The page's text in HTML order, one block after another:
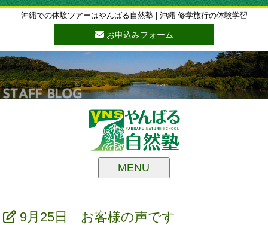
沖縄での体験ツアーはやんばる自然塾 | 沖縄 修学旅行の体験学習
お申込みフォーム
MENU
9月25日 お客様の声です